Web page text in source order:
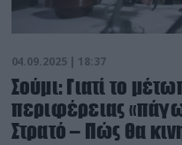
04.09.2025 | 18:37
Σούμι: Γιατί το
περιφέρειας
Στρατό – Πώς θα